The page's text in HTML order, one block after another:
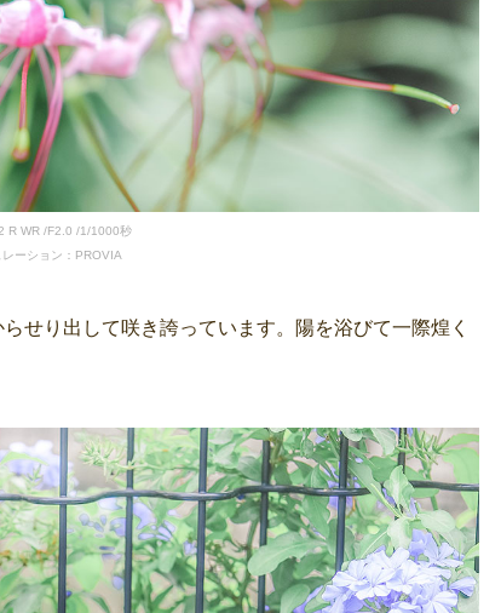
R WR /F2.0 /1/1000秒
ーション：PROVIA
せり出して咲き誇っています。陽を浴びて一際煌く